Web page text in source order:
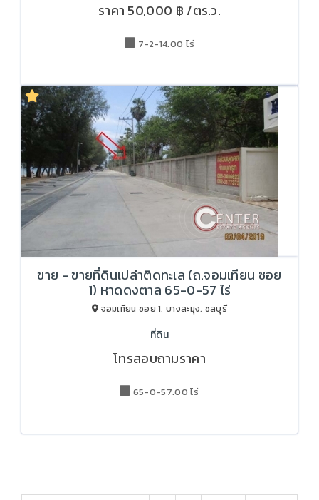
ราคา 50,000 ฿ /ตร.ว.
7-2-14.00 ไร่
ขาย - ขายที่ดินเปล่าติดทะเล (ถ.จอมเทียน ซอย
1) หาดดงตาล 65-0-57 ไร่
จอมเทียน ซอย 1, บางละมุง, ชลบุรี
ที่ดิน
โทรสอบถามราคา
65-0-57.00 ไร่